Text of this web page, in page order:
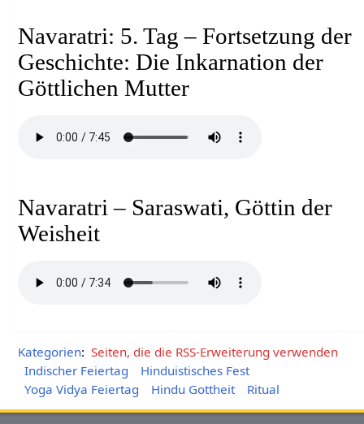
Navaratri: 5. Tag – Fortsetzung der
Geschichte: Die Inkarnation der
Göttlichen Mutter
Navaratri – Saraswati, Göttin der
Weisheit
Kategorien: Seiten, die die RSS-Erweiterung verwenden
Indischer Feiertag
Hinduistisches Fest
Yoga Vidya Feiertag
Hindu Gottheit Ritual